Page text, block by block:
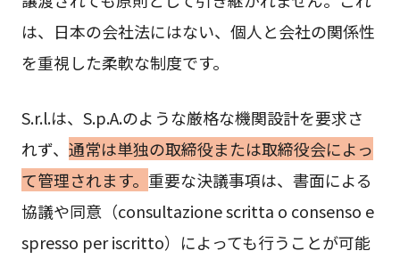
は、日本の会社法にはない、個人と会社の関係性
を重視した柔軟な制度です。
S.r.l.は、S.p.A.のような厳格な機関設計を要求さ
れず、 通常は単独の取締役または取締役会によっ
て管理されます。 重要な決議事項は、書面による
協議や同意（consultazione scritta o consenso e
spresso per iscritto）によっても行うことが可能